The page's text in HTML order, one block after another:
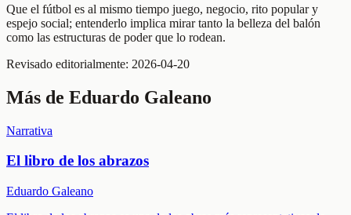
Que el fútbol es al mismo tiempo juego, negocio, rito popular y
espejo social; entenderlo implica mirar tanto la belleza del balón
como las estructuras de poder que lo rodean.
Revisado editorialmente: 2026-04-20
Más de Eduardo Galeano
Narrativa
El libro de los abrazos
Eduardo Galeano